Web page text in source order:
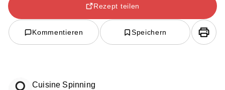
Rezept teilen
Kommentieren Speichern
Cuisine Spinning